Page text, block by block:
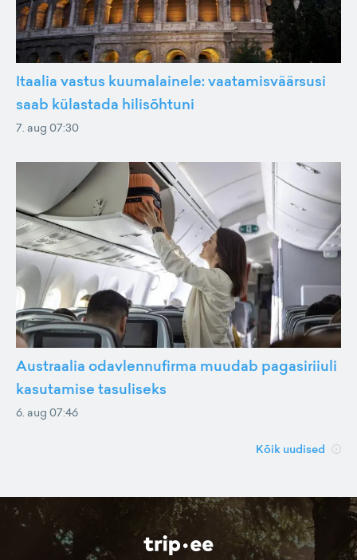
Itaalia vastus kuumalainele: vaatamisväärsusi
saab külastada hilisõhtuni
7. aug 07:30
Austraalia odavlennufirma muudab pagasiriiuli
kasutamise tasuliseks
6. aug 07:46
Kõik uudised